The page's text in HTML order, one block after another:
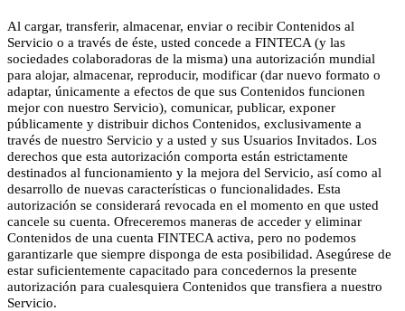
Al cargar, transferir, almacenar, enviar o recibir Contenidos al
Servicio o a través de éste, usted concede a FINTECA (y las
sociedades colaboradoras de la misma) una autorización mundial
para alojar, almacenar, reproducir, modificar (dar nuevo formato o
adaptar, únicamente a efectos de que sus Contenidos funcionen
mejor con nuestro Servicio), comunicar, publicar, exponer
públicamente y distribuir dichos Contenidos, exclusivamente a
través de nuestro Servicio y a usted y sus Usuarios Invitados. Los
derechos que esta autorización comporta están estrictamente
destinados al funcionamiento y la mejora del Servicio, así como al
desarrollo de nuevas características o funcionalidades. Esta
autorización se considerará revocada en el momento en que usted
cancele su cuenta. Ofreceremos maneras de acceder y eliminar
Contenidos de una cuenta FINTECA activa, pero no podemos
garantizarle que siempre disponga de esta posibilidad. Asegúrese de
estar suficientemente capacitado para concedernos la presente
autorización para cualesquiera Contenidos que transfiera a nuestro
Servicio.